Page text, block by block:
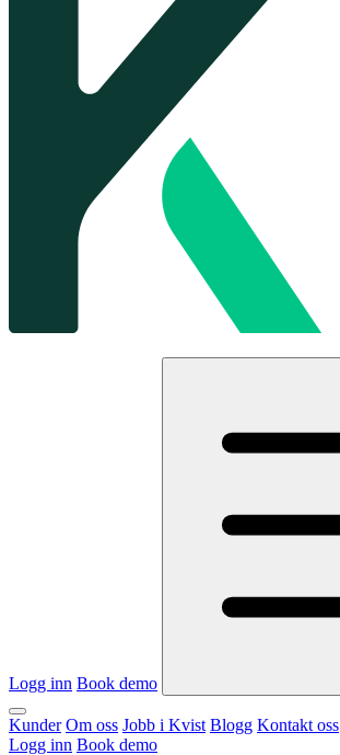
Logg inn Book demo
Kunder Om oss Jobb i Kvist Blogg Kontakt oss
Logg inn Book demo